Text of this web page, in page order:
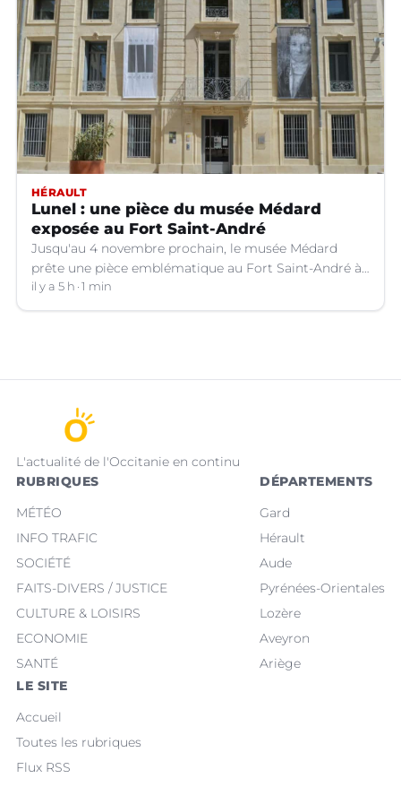
HÉRAULT
Lunel : une pièce du musée Médard
exposée au Fort Saint-André
Jusqu'au 4 novembre prochain, le musée Médard
prête une pièce emblématique au Fort Saint-André à
Villeneuve-lez-Avignon (Gard).
il y a 5 h 1 min
L'actualité de l'Occitanie en continu
RUBRIQUES
MÉTÉO
INFO TRAFIC
SOCIÉTÉ
FAITS-DIVERS / JUSTICE
CULTURE & LOISIRS
ECONOMIE
SANTÉ
DÉPARTEMENTS
Gard
Hérault
Aude
Pyrénées-Orientales
Lozère
Aveyron
Ariège
LE SITE
Accueil
Toutes les rubriques
Flux RSS